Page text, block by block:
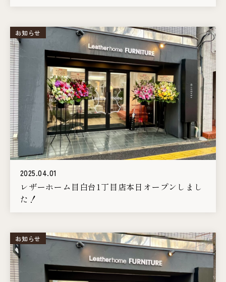
お知らせ
2025.04.01
レザーホーム目白台1丁目店本日オープンしまし
た！
お知らせ